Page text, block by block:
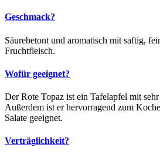
Geschmack?
Säurebetont und aromatisch mit saftig,
Fruchtfleisch.
Wofür geeignet?
Der Rote Topaz ist ein Tafelapfel mit
Außerdem ist er hervorragend zum
Salate geeignet.
Verträglichkeit?